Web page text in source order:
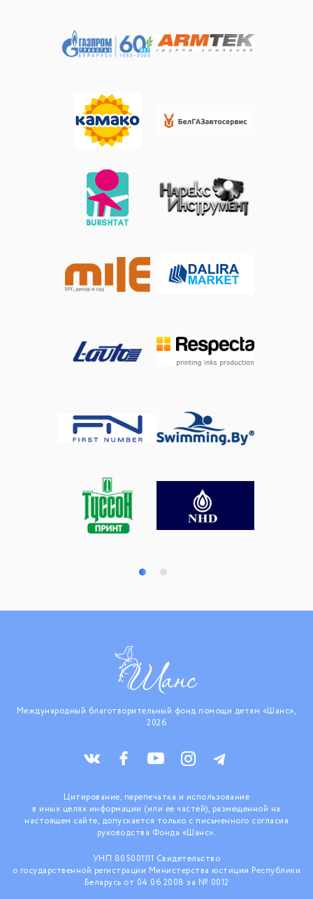
Международный благотворительный фонд помощи детям «Шанс»,
2026
Цитирование, перепечатка и использование
в иных целях информации (или ее частей), размещенной на
настоящем сайте, допускается только с письменного согласия
руководства Фонда «Шанс».
УНП 805001111 Свидетельство
о государственной регистрации Министерства юстиции Республики
Беларусь от 04.06.2008 за № 0012